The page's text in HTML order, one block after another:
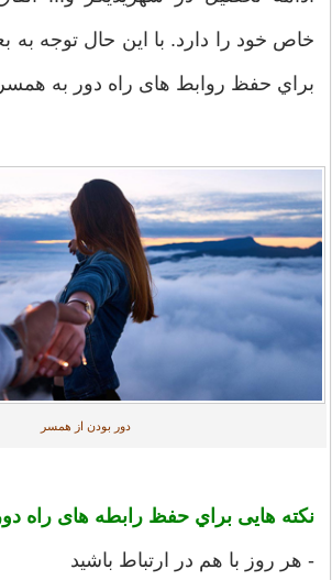
خاص خود را دارد. با این حال توجه به
براي حفظ روابط های راه دور به
دور بودن از همسر
نکته هایی براي حفظ رابطه های راه
- هر روز با هم در ارتباط باشید